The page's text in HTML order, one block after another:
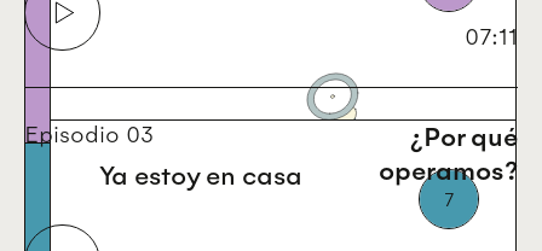
Cirugía
Ya estoy en casa
7
07:11
03
¿Por qué
operamos?